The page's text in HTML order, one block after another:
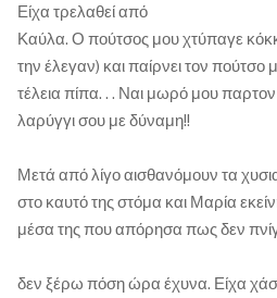
Είχα τρελαθεί από
Καύλα. Ο πούτσος μου χτύπαγε
την έλεγαν) και παίρνει τον
τέλεια πίπα. . . Ναι μωρό μου
λαρύγγι σου με δύναμη!!
Μετά από λίγο αισθανόμουν τα
στο καυτό της στόμα και Μαρία
μέσα της που απόρησα πως δεν
δεν ξέρω πόση ώρα έχυνα. Είχα